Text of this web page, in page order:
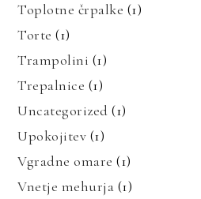
Toplotne črpalke (1)
Torte (1)
Trampolini (1)
Trepalnice (1)
Uncategorized (1)
Upokojitev (1)
Vgradne omare (1)
Vnetje mehurja (1)